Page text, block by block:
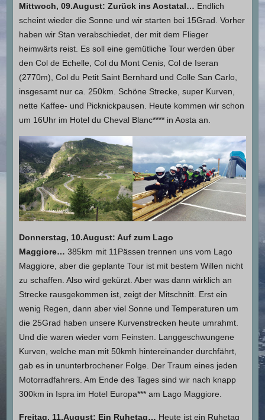
Mittwoch, 09.August: Zurück ins Aostatal… Endlich
scheint wieder die Sonne und wir starten bei 15Grad. Vorher
haben wir Stan verabschiedet, der mit dem Flieger
heimwärts reist. Es soll eine gemütliche Tour werden über
den Col de Echelle, Col du Mont Cenis, Col de Iseran
(2770m), Col du Petit Saint Bernhard und Colle San Carlo,
insgesamt nur ca. 250km. Schöne Strecke, super Kurven,
nette Kaffee- und Picknickpausen. Heute kommen wir schon
um 16Uhr im Hotel du Cheval Blanc**** in Aosta an.
Donnerstag, 10.August: Auf zum Lago
Maggiore… 385km mit 11Pässen trennen uns vom Lago
Maggiore, aber die geplante Tour ist mit bestem Willen nicht
zu schaffen. Also wird gekürzt. Aber was dann wirklich an
Strecke rausgekommen ist, zeigt der Mitschnitt. Erst ein
wenig Regen, dann aber viel Sonne und Temperaturen um
die 25Grad haben unsere Kurvenstrecken heute umrahmt.
Und die waren wieder vom Feinsten. Langgeschwungene
Kurven, welche man mit 50kmh hintereinander durchfährt,
gab es in ununterbrochener Folge. Der Traum eines jeden
Motorradfahrers. Am Ende des Tages sind wir nach knapp
300km in Ispra im Hotel Europa*** am Lago Maggiore.
Freitag, 11.August: Ein Ruhetag… Heute ist ein Ruhetag